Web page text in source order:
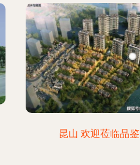
昆山 欢迎莅临品鉴